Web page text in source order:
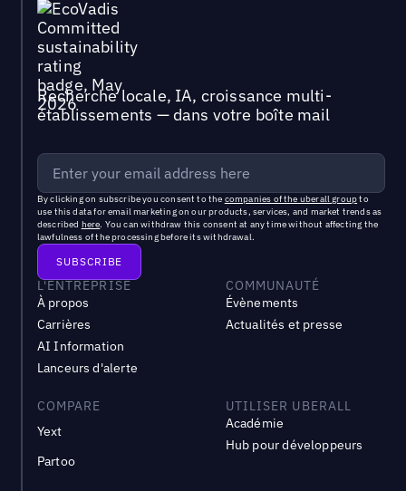
Recherche locale, IA, croissance multi-
établissements — dans votre boîte mail
By clicking on subscribe you consent to the companies of the uberall groupto
use this data for email marketing on our products, services, and market trends as
described here. You can withdraw this consent at any time without affecting the
lawfulness of the processing before its withdrawal.
L'ENTREPRISE
À propos
Carrières
AI Information
Lanceurs d'alerte
COMMUNAUTÉ
Évènements
Actualités et presse
COMPARE
Yext
Partoo
UTILISER UBERALL
Académie
Hub pour développeurs